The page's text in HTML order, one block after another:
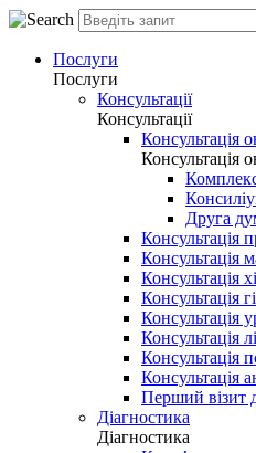
Послуги
Послуги
Консультації
Консультації
Консультація
Консультація
Друга
Консультація
Консультація
Консультація
Консультація
Консультація
Консультація
Консультація
Консультація
Перший візит
Діагностика
Діагностика